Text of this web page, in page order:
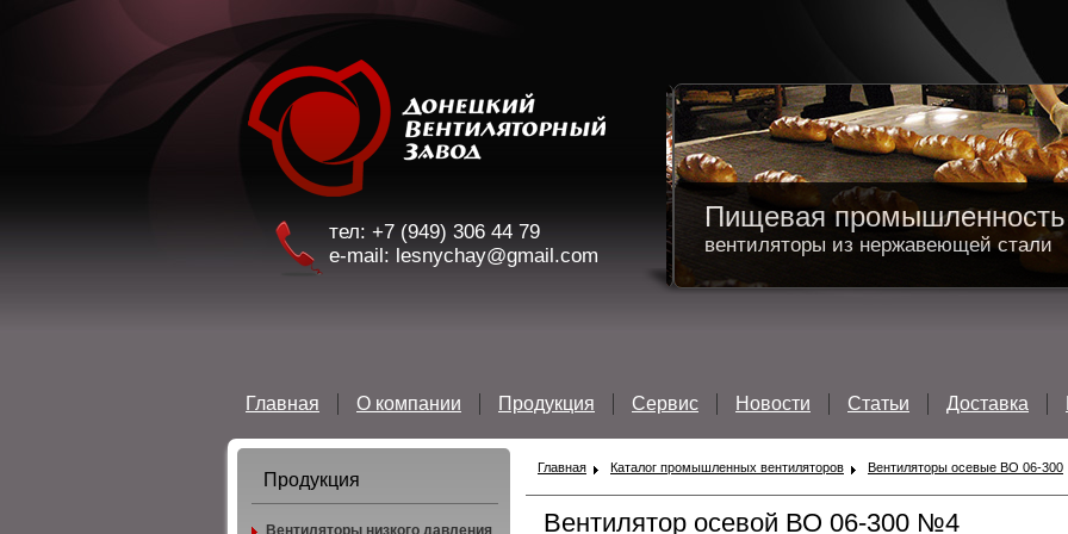
вентиляторы среднего давления ВЦ 14-46
Пищевая промышленность
вентиляторы из нержавеющей стали
тел: +7 (949) 306 44 79
e-mail: lesnychay@gmail.com
Главная О компании Продукция Сервис Новости Статьи Доставка
Главная Каталог промышленных вентиляторов Вентиляторы осевые ВО 06-300
Вентилятор осевой ВО 06-300 №4
Продукция
Вентиляторы низкого давления